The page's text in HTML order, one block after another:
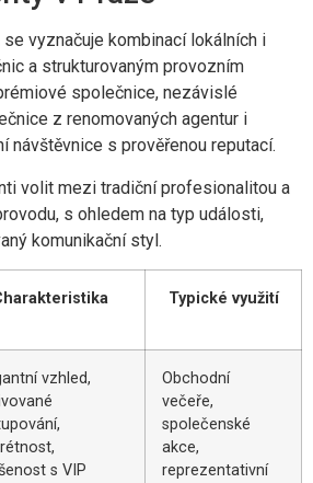
vyznačuje kombinací lokálních i
a strukturovaným provozním
společnice, nezávislé
z renomovaných agentur i
návštěvnice s prověřenou reputací.
volit mezi tradiční profesionalitou a
s ohledem na typ události,
komunikační styl.
Typické využití
vzhled,
s VIP
Obchodní
večeře,
společenské
akce,
reprezentativní